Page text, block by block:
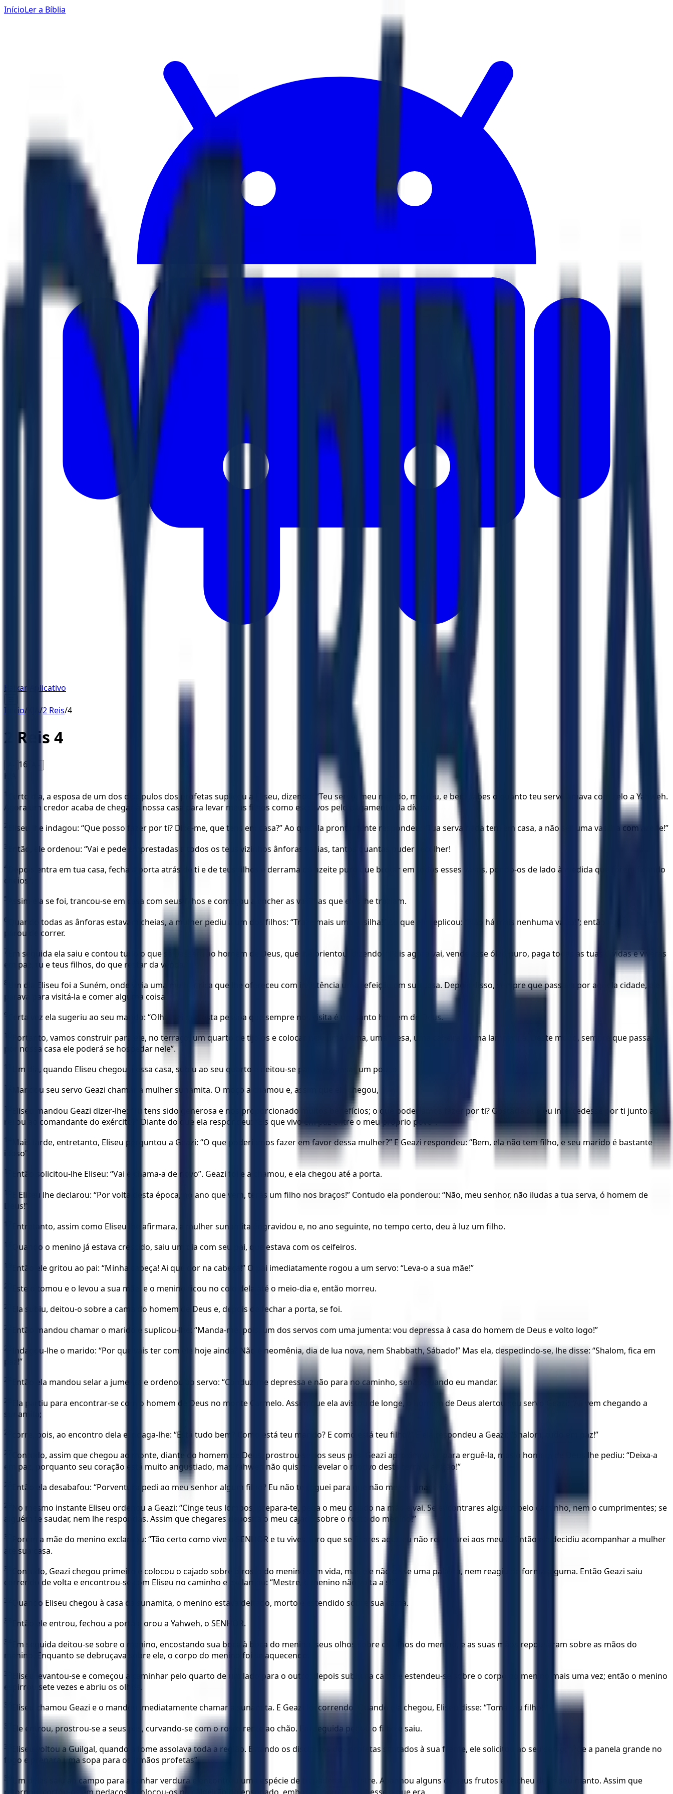
InícioLer a Bíblia
Baixar Aplicativo
Início/ KJA/2 Reis/4
2 Reis 4
16 A+
KJA
1
Certo dia, a esposa de um dos discípulos dos profetas suplicou a Eliseu, dizendo: “Teu servo, meu marido, morreu, e bem sabes o quanto teu servo amava com zelo a Yahweh.
Agora um credor acaba de chegar à nossa casa para levar meus filhos como escravos pelo pagamento da dívida.
2 Eliseu lhe indagou: “Que posso fazer por ti? Dize-me, que tens em casa?” Ao que ela prontamente respondeu: “Tua serva nada tem em casa, a não ser uma vasilha com azeite!”
3 Então, ele ordenou: “Vai e pede emprestadas a todos os teus vizinhos ânforas vazias, tantos quantas puder recolher!
4
Depois entra em tua casa, fecha a porta atrás de ti e de teus filhos e derrama do azeite puro que brotar em todos esses vasos, pondo-os de lado à medida que forem ficando
cheios”.
5 Assim ela se foi, trancou-se em casa com seus filhos e começou a encher as vasilhas que eles lhe traziam.
6
Quando todas as ânforas estavam cheias, a mulher pediu a um dos filhos: “Traze mais uma vasilha!” Ao que ele replicou: “Não há mais nenhuma vazia!”; então aquele azeite
parou de correr.
7
Em seguida ela saiu e contou tudo o que se passara ao homem de Deus, que lhe orientou, dizendo: “Pois agora vai, vende esse óleo puro, paga todas as tuas dívidas e viverás
em paz, tu e teus filhos, do que restar da venda.”
8
Um dia Eliseu foi a Suném, onde vivia uma mulher rica que lhe ofereceu com insistência uma refeição em sua casa. Depois disso, sempre que passava por aquela cidade, ele
parava para visitá-la e comer alguma coisa.
9 Certa vez ela sugeriu ao seu marido: “Olha: sei que esta pessoa que sempre nos visita é um santo homem de Deus.
10
Portanto, vamos construir para ele, no terraço, um quarto de tijolos e colocar nele uma cama, uma mesa, uma cadeira e uma lamparina. Deste modo, sempre que passar
por nossa casa ele poderá se hospedar nele”.
11 Um dia, quando Eliseu chegou a essa casa, subiu ao seu quarto e deitou-se para descansar um pouco.
12 Mandou seu servo Geazi chamar a mulher sunamita. O moço a chamou e, assim que ela chegou,
13
Eliseu mandou Geazi dizer-lhe: “Tu tens sido generosa e nos proporcionado muitos benefícios; o que poderíamos fazer por ti? Gostaria que eu intercedesse por ti junto ao
rei ou ao comandante do exército?” Diante do que ela respondeu: “Eis que vivo em paz entre o meu próprio povo”.
14
Mais tarde, entretanto, Eliseu perguntou a Geazi: “O que poderíamos fazer em favor dessa mulher?” E Geazi respondeu: “Bem, ela não tem filho, e seu marido é bastante
idoso”.
15 Então solicitou-lhe Eliseu: “Vai e chama-a de novo”. Geazi foi e a chamou, e ela chegou até a porta.
16
E Eliseu lhe declarou: “Por volta desta época, no ano que vem, terás um filho nos braços!” Contudo ela ponderou: “Não, meu senhor, não iludas a tua serva, ó homem de
Deus!”
17 Entretanto, assim como Eliseu lhe afirmara, a mulher sunamita engravidou e, no ano seguinte, no tempo certo, deu à luz um filho.
18 Quando o menino já estava crescido, saiu um dia com seu pai, que estava com os ceifeiros.
19 Então ele gritou ao pai: “Minha cabeça! Ai que dor na cabeça!” O pai imediatamente rogou a um servo: “Leva-o a sua mãe!”
20 Este o tomou e o levou a sua mãe; e o menino ficou no colo dela até o meio-dia e, então morreu.
21 Ela subiu, deitou-o sobre a cama do homem de Deus e, depois de fechar a porta, se foi.
22 Então mandou chamar o marido e suplicou-lhe: “Manda-me, pois, um dos servos com uma jumenta: vou depressa à casa do homem de Deus e volto logo!”
23
Indagou-lhe o marido: “Por que vais ter com ele hoje ainda? Não é neomênia, dia de lua nova, nem Shabbath, Sábado!” Mas ela, despedindo-se, lhe disse: “Shalom, fica em
paz!”
24 Então ela mandou selar a jumenta e ordenou ao servo: “Conduz-me depressa e não para no caminho, senão quando eu mandar.
25
Ela partiu para encontrar-se com o homem de Deus no monte Carmelo. Assim que ela avistou de longe, o homem de Deus alertou seu servo Geazi: “Ali vem chegando a
sunamita;
26 corre, pois, ao encontro dela e indaga-lhe: “Está tudo bem? Como está teu marido? E como está teu filho?” E ela respondeu a Geazi: “Shalom, tudo em paz!”
27
Contudo, assim que chegou ao monte, diante do homem de Deus, prostrou-se aos seus pés. Geazi aproximou-se para erguê-la, mas o homem de Deus lhe pediu: “Deixa-a
em paz, porquanto seu coração está muito angustiado, mas Yahweh não quis me revelar o motivo desta terrível aflição!”
28 Então ela desabafou: “Porventura pedi ao meu senhor algum filho? Eu não te roguei para que não me enganasses?”
29
No mesmo instante Eliseu ordenou a Geazi: “Cinge teus lombos, prepara-te, pega o meu cajado na mão e vai. Se encontrares alguém pelo caminho, nem o cumprimentes; se
alguém te saudar, nem lhe respondas. Assim que chegares deposita o meu cajado sobre o rosto do menino!”
30
Porém a mãe do menino exclamou: “Tão certo como vive o SENHOR e tu vives, juro que se ficares aqui, eu não retornarei aos meus!” Então ele decidiu acompanhar a mulher
até sua casa.
31
Contudo, Geazi chegou primeiro e colocou o cajado sobre o rosto do menino sem vida, mas ele não disse uma palavra, nem reagiu de forma alguma. Então Geazi saiu
correndo de volta e encontrou-se com Eliseu no caminho e exclamou: “Mestre, o menino não volta a si!”
32 Quando Eliseu chegou à casa da sunamita, o menino estava deitado, morto e estendido sobre sua cama.
33 Então ele entrou, fechou a porta e orou a Yahweh, o SENHOR.
34
Em seguida deitou-se sobre o menino, encostando sua boca à boca do menino, seus olhos sobre os olhos do menino, e as suas mãos repousaram sobre as mãos do
menino. Enquanto se debruçava sobre ele, o corpo do menino foi se aquecendo.
35
Eliseu levantou-se e começou a caminhar pelo quarto de um lado para o outro; depois subiu na cama e estendeu-se sobre o corpo do menino mais uma vez; então o menino
espirrou sete vezes e abriu os olhos.
36 Eliseu chamou Geazi e o mandou imediatamente chamar a sunamita. E Geazi foi correndo. Quando ela chegou, Eliseu disse: “Toma teu filho!”
37 Ele entrou, prostrou-se a seus pés, curvando-se com o rosto rente ao chão. Em seguida pegou o filho e saiu.
38
Eliseu voltou a Guilgal, quando a fome assolava toda a região. Estando os discípulos dos profetas sentados à sua frente, ele solicitou ao seu servo: “Põe a panela grande no
fogo e prepara uma sopa para os irmãos profetas”.
39
Um deles saiu ao campo para apanhar verdura e encontrou uma espécie de trepadeira silvestre. Apanhou alguns de seus frutos e encheu deles seu manto. Assim que